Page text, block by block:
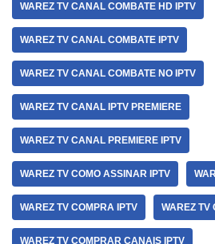
WAREZ TV CANAL COMBATE HD IPTV
WAREZ TV CANAL COMBATE IPTV
WAREZ TV CANAL COMBATE NO IPTV
WAREZ TV CANAL IPTV PREMIERE
WAREZ TV CANAL PREMIERE IPTV
WAREZ TV COMO ASSINAR IPTV
WAREZ TV COMPRA IPTV WAREZ TV
WAREZ TV COMPRAR CANAIS IPTV